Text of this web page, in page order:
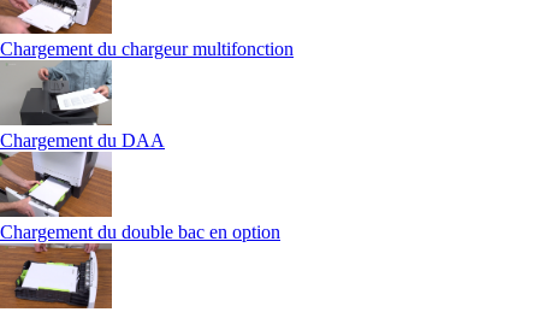
Chargement du chargeur multifonction
Chargement du DAA
Chargement du double bac en option